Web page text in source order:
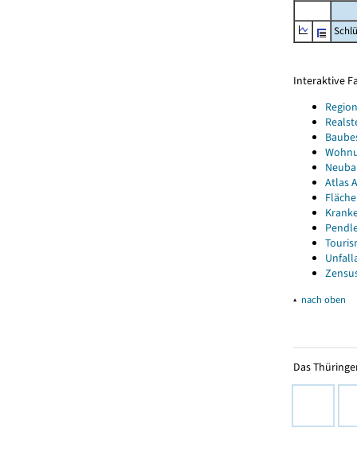
Interaktive
Atlas
▴ nach oben
Das